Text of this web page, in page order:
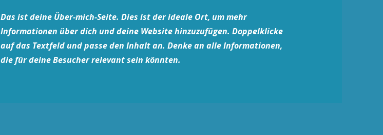
Das ist deine Über-mich-Seite. Dies ist der ideale Ort, um mehr
Informationen über dich und deine Website hinzuzufügen. Doppelklicke
auf das Textfeld und passe den Inhalt an. Denke an alle Informationen,
die für deine Besucher relevant sein könnten.